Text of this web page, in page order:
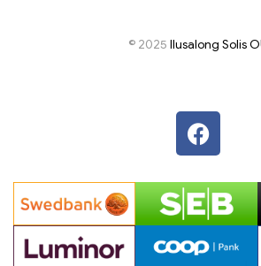
© 2025 Ilusalong Solis